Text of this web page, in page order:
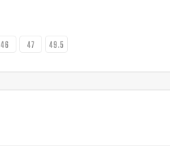
46 47 49.5